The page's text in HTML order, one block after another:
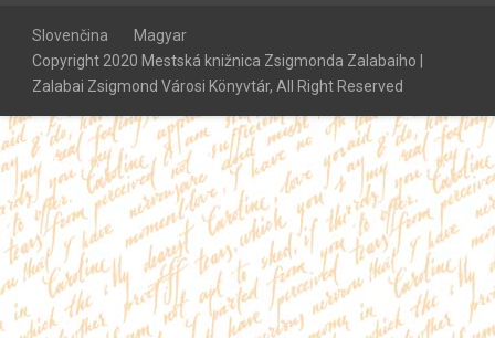
Slovenčina
Magyar
Copyright 2020 Mestská knižnica Zsigmonda Zalabaiho |
Zalabai Zsigmond Városi Könyvtár, All Right Reserved